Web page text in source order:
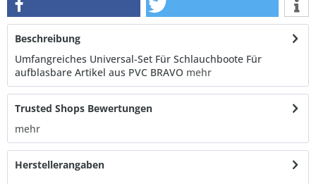
Beschreibung
Umfangreiches Universal-Set Für Schlauchboote Für
aufblasbare Artikel aus PVC BRAVO mehr
Trusted Shops Bewertungen
mehr
Herstellerangaben